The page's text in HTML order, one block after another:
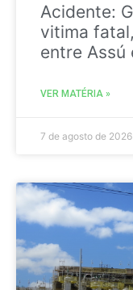
Acidente:
vitima
entre Assú
VER MATÉRIA »
7 de agosto de 2026